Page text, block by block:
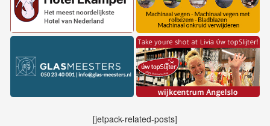
[jetpack-related-posts]